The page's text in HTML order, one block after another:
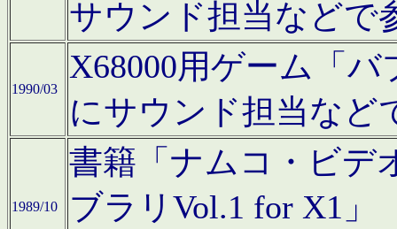
サウンド担当などで
1990/03
X68000用ゲーム「
にサウンド担当など
1989/10
書籍「ナムコ・ビデ
ブラリVol.1 for X1」